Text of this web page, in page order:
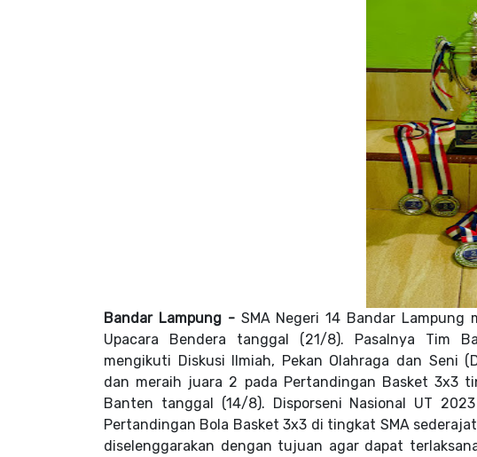
Bandar Lampung - SMA Negeri 14 Bandar
Upacara Bendera tanggal (21/8). Pasalnya Tim
mengikuti Diskusi Ilmiah, Pekan Olahraga dan Seni
dan meraih juara 2 pada Pertandingan Basket 3x3
Banten tanggal (14/8). Disporseni Nasional UT
Pertandingan Bola Basket 3x3 di tingkat SMA
diselenggarakan dengan tujuan agar dapat